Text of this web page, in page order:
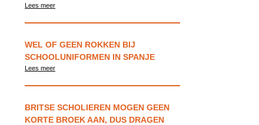
Lees meer
WEL OF GEEN ROKKEN BIJ
SCHOOLUNIFORMEN IN SPANJE
Lees meer
BRITSE SCHOLIEREN MOGEN GEEN
KORTE BROEK AAN, DUS DRAGEN